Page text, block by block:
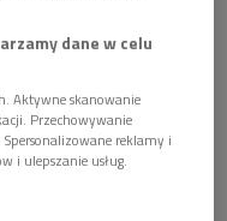
prof. Maria

Jarosław
dane w celu
Aktywne skanowanie
Przechowywanie
reklamy i
i ulepszanie usług.